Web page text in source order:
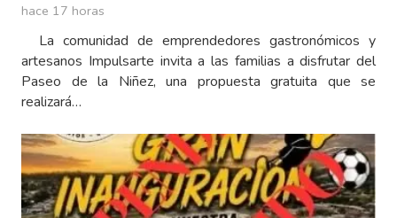
hace 17 horas
La comunidad de emprendedores gastronómicos y
artesanos Impulsarte invita a las familias a disfrutar del
Paseo de la Niñez, una propuesta gratuita que se
realizará…